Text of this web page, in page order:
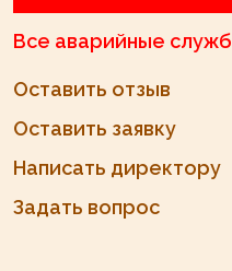
Все аварийные
Оставить отзыв
Оставить заявку
Написать директору
Задать вопрос